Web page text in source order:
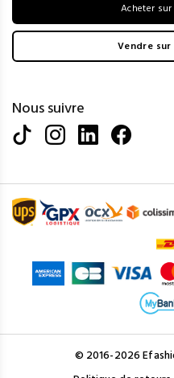
Acheter
Vendre sur
Nous suivre
© 2016-2026